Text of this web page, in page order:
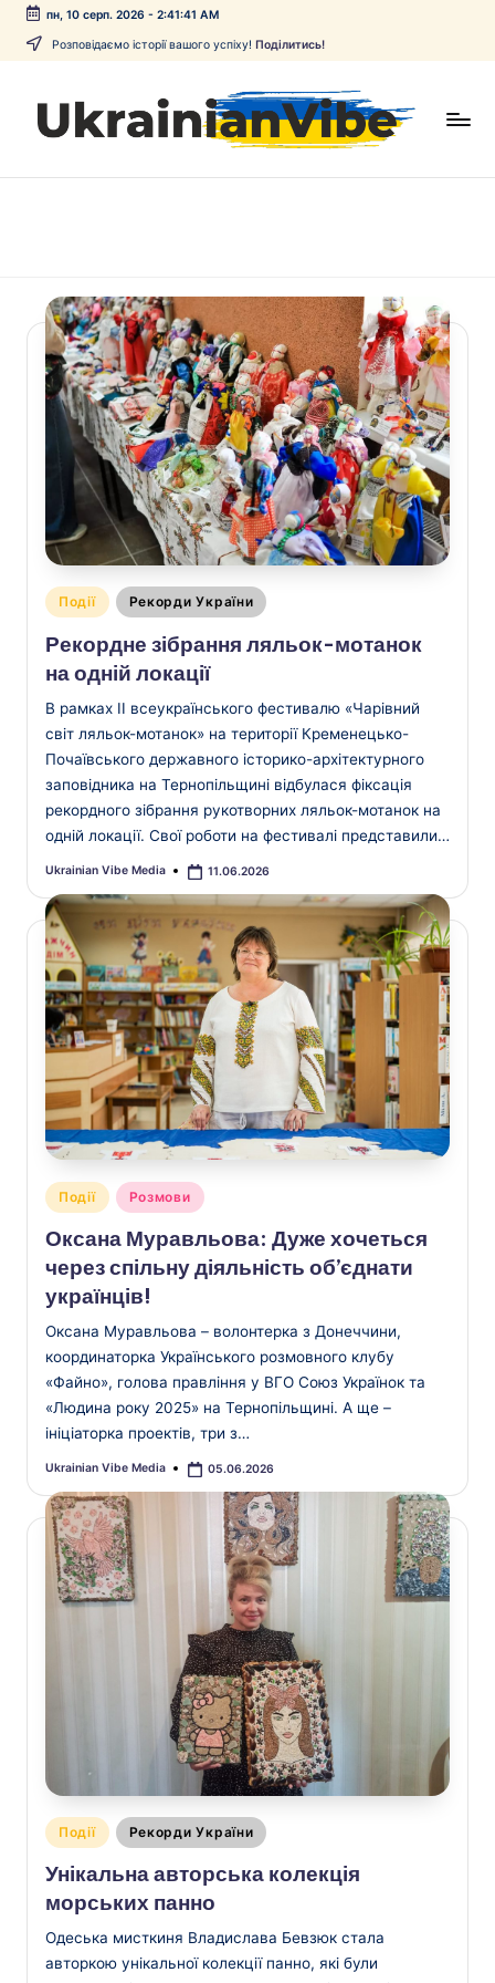
Перейти
пн, 10 серп. 2026- 2:41:41 AM
Розповідаємо історії вашого успіху! Поділитись!
i
n
n
b
e
Опубліковано
Події Рекорди України
Рекордне зібрання ляльок-мотанок
на одній локації
В рамках ІІ всеукраїнського фестивалю «Чарівний
світ ляльок-мотанок» на території Кременецько-
Почаївського державного історико-архітектурного
заповідника на Тернопільщині відбулася фіксація
рекордного зібрання рукотворних ляльок-мотанок на
одній локації. Свої роботи на фестивалі представили…
Опубліковано
Ukrainian Vibe Media 11.06.2026
Опубліковано
у
Події Розмови
Оксана Муравльова: Дуже хочеться
через спільну діяльність об’єднати
українців!
Оксана Муравльова – волонтерка з Донеччини,
координаторка Українського розмовного клубу
«Файно», голова правління у ВГО Союз Українок та
«Людина року 2025» на Тернопільщині. А ще –
ініціаторка проектів, три з…
Опубліковано
Ukrainian Vibe Media 05.06.2026
Опубліковано
Події Рекорди України
Унікальна авторська колекція
морських панно
Одеська мисткиня Владислава Бевзюк стала
авторкою унікальної колекції панно, які були